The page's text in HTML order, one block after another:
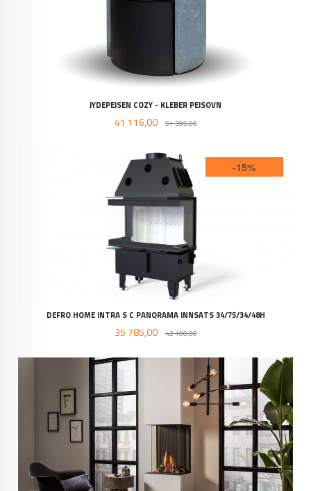
JYDEPEJSEN COZY - KLEBER PEISOVN
Tilbud
41 116,00 51 395,00Rabatt
DEFRO HOME INTRA S C PANORAMA INNSATS 34/75/34/48H
Tilbud
35 785,00 42 100,00Rabatt
-15%